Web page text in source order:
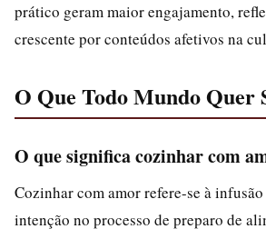
prático geram maior engajamento,
crescente por conteúdos afetivos na
O Que Todo Mundo Quer
O que significa cozinhar com
Cozinhar com amor refere-se à infusão
intenção no processo de preparo de